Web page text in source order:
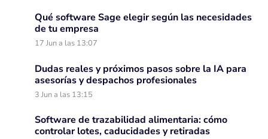
Qué software Sage elegir según las necesidades
de tu empresa
17 Jun a las 13:07
Dudas reales y próximos pasos sobre la IA para
asesorías y despachos profesionales
3 Jun a las 13:15
Software de trazabilidad alimentaria: cómo
controlar lotes, caducidades y retiradas